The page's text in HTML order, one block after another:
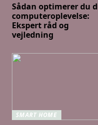
Sådan optimerer du
computeroplevelse:
Ekspert råd og
vejledning
SMART HOME